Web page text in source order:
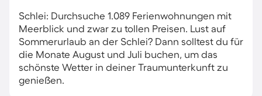
Schlei: Durchsuche 1.089 Ferienwohnungen mit
Meerblick und zwar zu tollen Preisen. Lust auf
Sommerurlaub an der Schlei? Dann solltest du für
die Monate August und Juli buchen, um das
schönste Wetter in deiner Traumunterkunft zu
genießen.